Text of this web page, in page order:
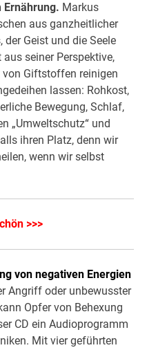
Ernährung. Markus
aus ganzheitlicher
der Geist und die Seele
seiner Perspektive,
von Giftstoffen reinigen
lassen: Rohkost,
Bewegung, Schlaf,
„Umweltschutz“ und
ihren Platz, denn wir
wenn wir selbst
>>>
von negativen Energien
Angriff oder unbewusster
Opfer von Behexung
CD ein Audioprogramm
Mit vier geführten